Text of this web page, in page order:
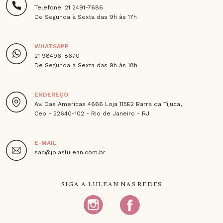
Telefone: 21 2491-7686
De Segunda à Sexta das 9h às 17h
WHATSAPP
21 98496-8670
De Segunda à Sexta das 9h às 18h
ENDEREÇO
Av. Das Americas 4666 Loja 115E2 Barra da Tijuca,
Cep - 22640-102 - Rio de Janeiro - RJ
E-MAIL
sac@joiaslulean.com.br
SIGA A LULEAN NAS REDES